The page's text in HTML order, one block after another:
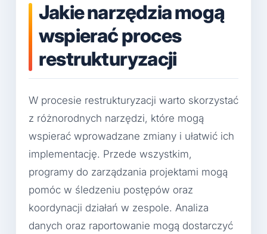
Jakie narzędzia mogą
wspierać proces
restrukturyzacji
W procesie restrukturyzacji warto skorzystać
z różnorodnych narzędzi, które mogą
wspierać wprowadzane zmiany i ułatwić ich
implementację. Przede wszystkim,
programy do zarządzania projektami mogą
pomóc w śledzeniu postępów oraz
koordynacji działań w zespole. Analiza
danych oraz raportowanie mogą dostarczyć